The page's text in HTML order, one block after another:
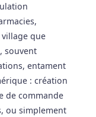
que
souvent
entament
: création
de commande
ou simplement